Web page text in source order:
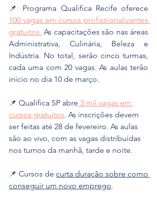
📌
100 vagas em cursos profissionalizantes
gratuitos. As capacitações são nas áreas
Administrativa, Culinária, Beleza e
Indústria. No total, serão cinco turmas,
cada uma com 20 vagas. As aulas terão
início no dia 10 de março.
📌 Qualifica SP abre 3 mil vagas em
cursos gratuitos. As inscrições devem
ser feitas até 28 de fevereiro. As aulas
são ao vivo, com as vagas distribuídas
nos turnos da manhã, tarde e noite.
📌 Cursos de curta duração sobre como
conseguir um novo emprego.